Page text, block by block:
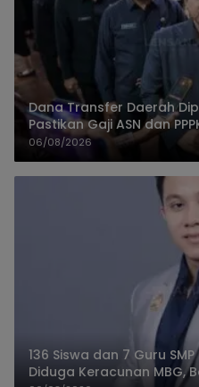
Dana Transfer Daerah
Pastikan Gaji ASN dan
06/08/2026
136 Siswa dan 7 Guru
Diduga Keracunan MBG,